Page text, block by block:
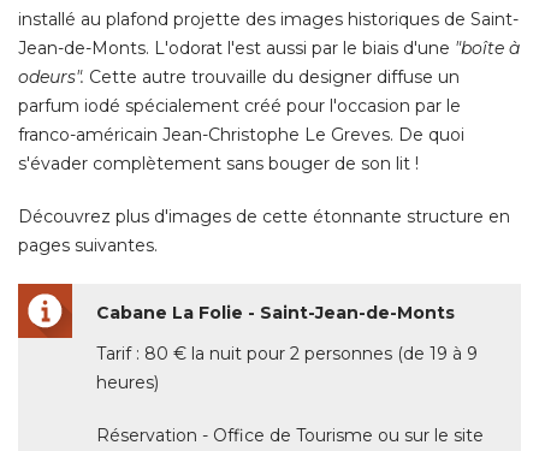
installé au plafond projette des images historiques de Saint-
Jean-de-Monts. L'odorat l'est aussi par le biais d'une "boîte à
odeurs". Cette autre trouvaille du designer diffuse un
parfum iodé spécialement créé pour l'occasion par le
franco-américain Jean-Christophe Le Greves. De quoi
s'évader complètement sans bouger de son lit !
Découvrez plus d'images de cette étonnante structure en
pages suivantes.
Cabane La Folie - Saint-Jean-de-Monts
Tarif : 80 € la nuit pour 2 personnes (de 19 à 9
heures)
Réservation - Office de Tourisme ou sur le site